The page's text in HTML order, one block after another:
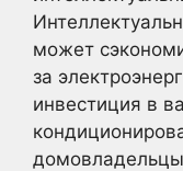
может
за
инвестиция в